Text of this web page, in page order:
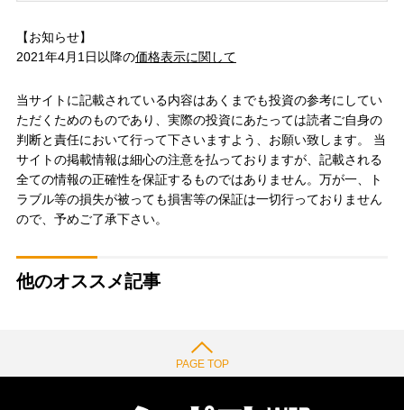
【お知らせ】
2021年4月1日以降の価格表示に関して
当サイトに記載されている内容はあくまでも投資の参考にしてい
ただくためのものであり、実際の投資にあたっては読者ご自身の
判断と責任において行って下さいますよう、お願い致します。 当
サイトの掲載情報は細心の注意を払っておりますが、記載される
全ての情報の正確性を保証するものではありません。万が一、ト
ラブル等の損失が被っても損害等の保証は一切行っておりません
ので、予めご了承下さい。
他のオススメ記事
PAGE TOP